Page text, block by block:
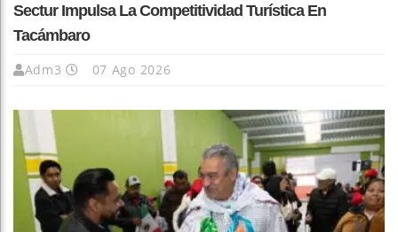
Sectur Impulsa La Competitividad Turística En
Tacámbaro
Adm3 07 Ago 2026